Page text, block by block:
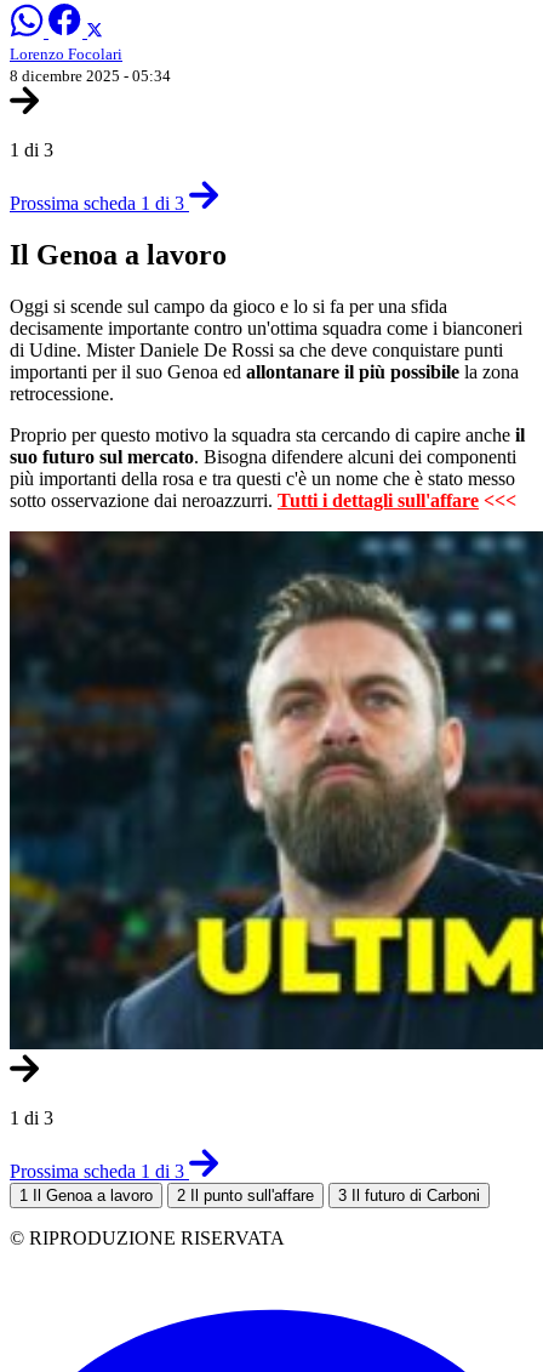
Lorenzo Focolari
8 dicembre 2025 - 05:34
1 di 3
Prossima scheda 1 di 3
Il Genoa a lavoro
Oggi si scende sul campo da gioco e lo si fa per una sfida
decisamente importante contro un'ottima squadra come i bianconeri
di Udine. Mister Daniele De Rossi sa che deve conquistare punti
importanti per il suo Genoa ed allontanare il più possibile la zona
retrocessione.
Proprio per questo motivo la squadra sta cercando di capire anche il
suo futuro sul mercato. Bisogna difendere alcuni dei componenti
più importanti della rosa e tra questi c'è un nome che è stato messo
sotto osservazione dai neroazzurri. Tutti i dettagli sull'affare <<<
1 di 3
Prossima scheda 1 di 3
1 Il Genoa a lavoro 2 Il punto sull'affare 3 Il futuro di Carboni
© RIPRODUZIONE RISERVATA